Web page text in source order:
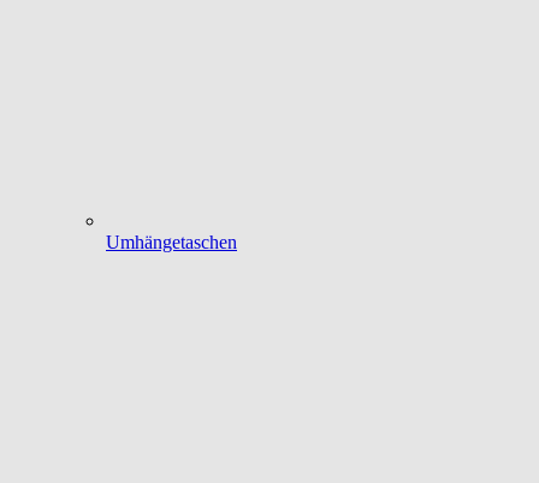
Umhängetaschen